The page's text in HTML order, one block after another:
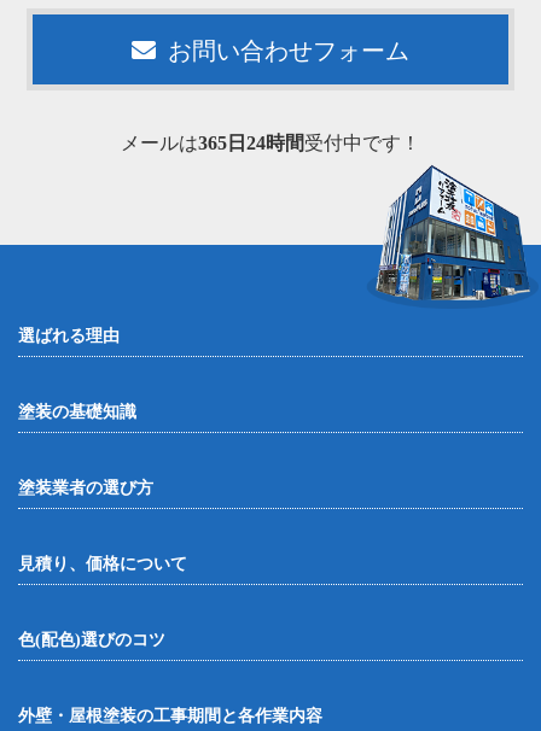
お問い合わせフォーム
メールは365日24時間受付中です！
選ばれる理由
塗装の基礎知識
塗装業者の選び方
見積り、価格について
色(配色)選びのコツ
外壁・屋根塗装の工事期間と各作業内容